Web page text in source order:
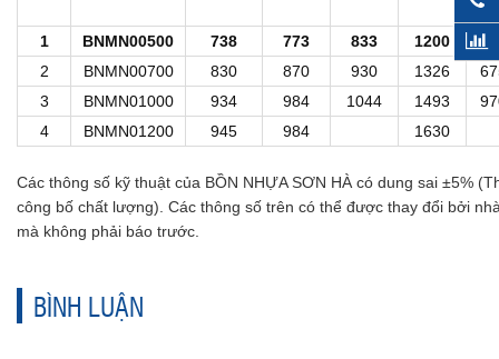
1
BNMN00500 738 773 833 1200
2
BNMN00700 830 870 930 1326
3
BNMN01000 934 984 1044 1493
4
BNMN01200 945 984 1630
Các thông số kỹ thuật của BỒN NHỰA SƠN HÀ có dung sai ±5%
công bố chất lượng). Các thông số trên có thể được thay đổi bởi
mà không phải báo trước.
BÌNH LUẬN